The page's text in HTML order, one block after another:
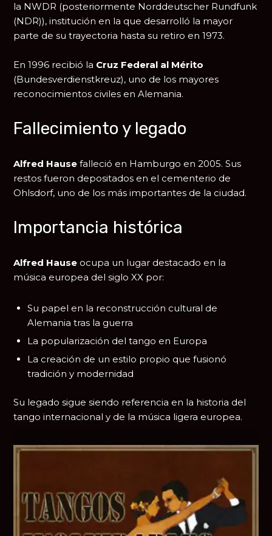
la NWDR (posteriormente Norddeutscher Rundfunk
(NDR)), institución en la que desarrolló la mayor
parte de su trayectoria hasta su retiro en 1973.
En 1996 recibió la Cruz Federal al Mérito
(Bundesverdienstkreuz), uno de los mayores
reconocimientos civiles en Alemania.
Fallecimiento y legado
Alfred Hause falleció en Hamburgo en 2005. Sus
restos fueron depositados en el cementerio de
Ohlsdorf, uno de los más importantes de la ciudad.
Importancia histórica
Alfred Hause ocupa un lugar destacado en la
música europea del siglo XX por:
Su papel en la reconstrucción cultural de
Alemania tras la guerra
La popularización del tango en Europa
La creación de un estilo propio que fusionó
tradición y modernidad
Su legado sigue siendo referencia en la historia del
tango internacional y de la música ligera europea.